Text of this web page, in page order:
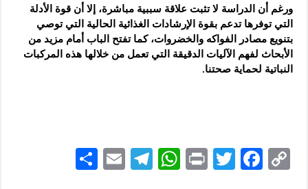
ورغم أن الدراسة لا تثبت علاقة سببية مباشرة، إلا أن قوة الأدلة
التي توفرها تدعم بقوة الإرشادات الغذائية الحالية التي توصي
بتنويع مصادر الفواكه والخضروات، كما تفتح الباب أمام مزيد من
الأبحاث لفهم الآليات الدقيقة التي تعمل من خلالها هذه المركبات
النباتية لحماية صحتنا.
C
F
T
P
W
Te
E